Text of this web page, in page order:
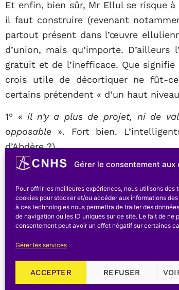
Gérer le consentement aux
Pour offrir les meilleures expériences, nous utilisons des
cookies pour stocker et/ou accéder aux informations
à ces technologies nous permettra de traiter des
de navigation ou les ID uniques sur ce site. Le fait de ne
consentement peut avoir un effet négatif sur certaines
Gérer les services
ACCEPTER REFUSER
Et enfin, bien sûr, Mr Ellul se risque à
il faut construire (revenant
partout présent dans l’œuvre
d’union, mais qu’importe.
gratuit et de l’inefficace. Que
crois utile de décortiquer ne fût-ce
certains prétendent « d’un haut
1° « il n’y a plus de projet, ni de
opposable ». Fort bien.
d’Abdère ?).
2° «il faut donc s’attaquer à l’intérieur
Fort bien toujours. Application
à l’intérieur.
3° il faut donc «affirmer
court, si on ne pratique pas une
Deux sophismes en une phrase !
l’assertion gratuite: est-il vraiment